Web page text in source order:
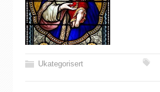
Ukategorisert